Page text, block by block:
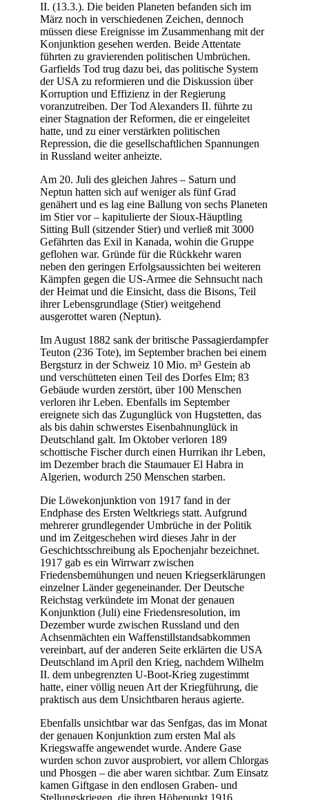
II. (13.3.). Die beiden Planeten befanden sich im
März noch in verschiedenen Zeichen, dennoch
müssen diese Ereignisse im Zusammenhang mit der
Konjunktion gesehen werden. Beide Attentate
führten zu gravierenden politischen Umbrüchen.
Garfields Tod trug dazu bei, das politische System
der USA zu reformieren und die Diskussion über
Korruption und Effizienz in der Regierung
voranzutreiben. Der Tod Alexanders II. führte zu
einer Stagnation der Reformen, die er eingeleitet
hatte, und zu einer verstärkten politischen
Repression, die die gesellschaftlichen Spannungen
in Russland weiter anheizte.
Am 20. Juli des gleichen Jahres – Saturn und
Neptun hatten sich auf weniger als fünf Grad
genähert und es lag eine Ballung von sechs Planeten
im Stier vor – kapitulierte der Sioux-Häuptling
Sitting Bull (sitzender Stier) und verließ mit 3000
Gefährten das Exil in Kanada, wohin die Gruppe
geflohen war. Gründe für die Rückkehr waren
neben den geringen Erfolgsaussichten bei weiteren
Kämpfen gegen die US-Armee die Sehnsucht nach
der Heimat und die Einsicht, dass die Bisons, Teil
ihrer Lebensgrundlage (Stier) weitgehend
ausgerottet waren (Neptun).
Im August 1882 sank der britische Passagierdampfer
Teuton (236 Tote), im September brachen bei einem
Bergsturz in der Schweiz 10 Mio. m³ Gestein ab
und verschütteten einen Teil des Dorfes Elm; 83
Gebäude wurden zerstört, über 100 Menschen
verloren ihr Leben. Ebenfalls im September
ereignete sich das Zugunglück von Hugstetten, das
als bis dahin schwerstes Eisenbahnunglück in
Deutschland galt. Im Oktober verloren 189
schottische Fischer durch einen Hurrikan ihr Leben,
im Dezember brach die Staumauer El Habra in
Algerien, wodurch 250 Menschen starben.
Die Löwekonjunktion von 1917 fand in der
Endphase des Ersten Weltkriegs statt. Aufgrund
mehrerer grundlegender Umbrüche in der Politik
und im Zeitgeschehen wird dieses Jahr in der
Geschichtsschreibung als Epochenjahr bezeichnet.
1917 gab es ein Wirrwarr zwischen
Friedensbemühungen und neuen Kriegserklärungen
einzelner Länder gegeneinander. Der Deutsche
Reichstag verkündete im Monat der genauen
Konjunktion (Juli) eine Friedensresolution, im
Dezember wurde zwischen Russland und den
Achsenmächten ein Waffenstillstandsabkommen
vereinbart, auf der anderen Seite erklärten die USA
Deutschland im April den Krieg, nachdem Wilhelm
II. dem unbegrenzten U-Boot-Krieg zugestimmt
hatte, einer völlig neuen Art der Kriegführung, die
praktisch aus dem Unsichtbaren heraus agierte.
Ebenfalls unsichtbar war das Senfgas, das im Monat
der genauen Konjunktion zum ersten Mal als
Kriegswaffe angewendet wurde. Andere Gase
wurden schon zuvor ausprobiert, vor allem Chlorgas
und Phosgen – die aber waren sichtbar. Zum Einsatz
kamen Giftgase in den endlosen Graben- und